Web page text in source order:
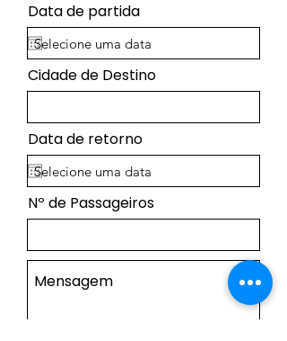
Data de partida
Cidade de Destino
Data de retorno
Nº de Passageiros